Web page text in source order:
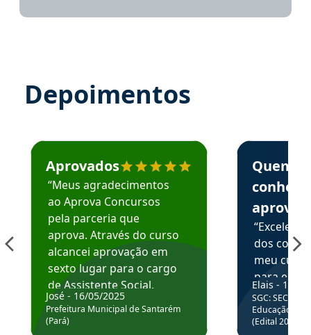
Depoimentos
Estudante José recomenda o Aprova Concursos em
Aprovados
“Meus agradecimentos
ao Aprova Concursos
pela parceria que
aprova. Através do curso
alcancei aprovação em
sexto lugar para o cargo
de Assistente Social.
Hoje estou atuando na
Prefeitura de Santarém.
José - 16/05/2025
Prefeitura Municipal de Santarém
(Pará)
Estudante
Quem
aprova
dos
meu
para
colocar
através
de
Elais - 15/
SGC: SEC BA
Educação
(Edital